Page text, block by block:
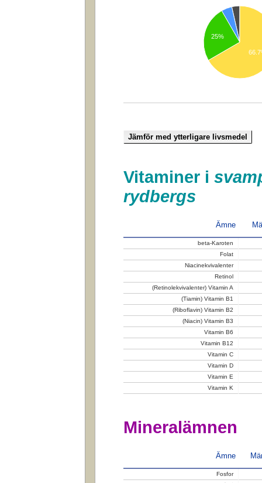
25%
Vitaminer i
rydbergs
Ämne
beta-Karoten
Folat
Niacinekvivalenter
Retinol
(Retinolekvivalenter) Vitamin A
(Tiamin) Vitamin B1
(Riboflavin) Vitamin B2
(Niacin) Vitamin B3
Vitamin B6
Vitamin B12
Vitamin C
Vitamin D
Vitamin E
Vitamin K
Mineralämnen
Ämne
Fosfor